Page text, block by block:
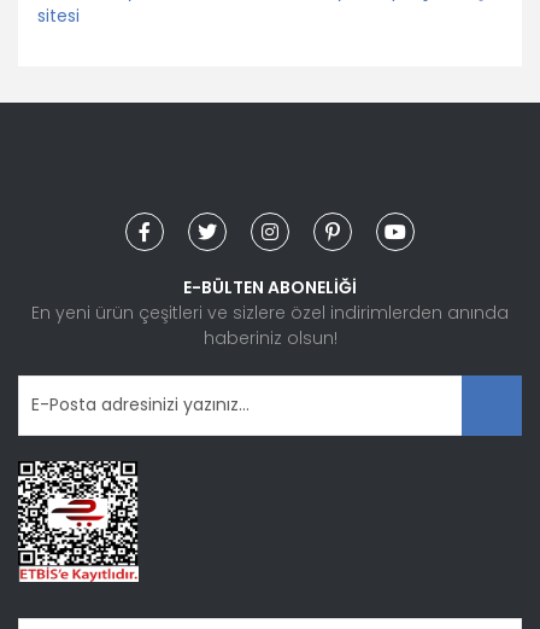
konularda yetersiz gördüğünüz noktaları öneri formunu
Ürün açıklamasında eksik bilgiler bulunuyor.
Ürün bilgilerinde hatalar bulunuyor.
Ürün fiyatı diğer sitelerden daha pahalı.
Bu ürüne benzer farklı alternatifler olmalı.
E-BÜLTEN ABONELİĞİ
En yeni ürün çeşitleri ve sizlere özel indirimlerden anında
haberiniz olsun!